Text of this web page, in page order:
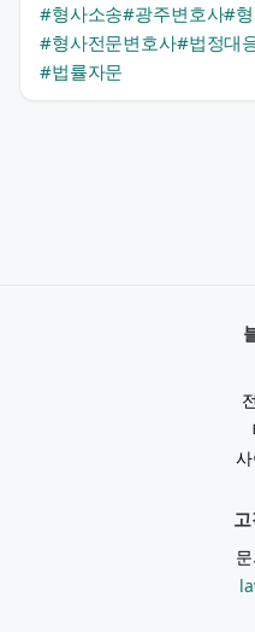
#형사소송#광주변호사#
#형사전문변호사#법정대
#법률자문